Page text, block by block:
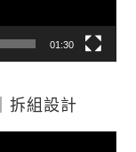
01:30
拆組設計